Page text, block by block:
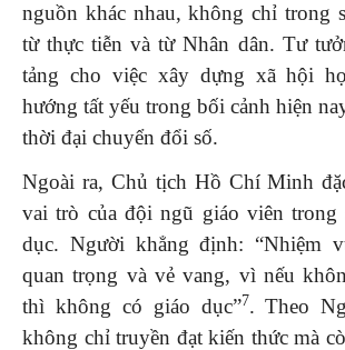
nguồn khác nhau, không chỉ trong
từ thực tiễn và từ Nhân dân. Tư
tảng cho việc xây dựng xã hội
hướng tất yếu trong bối cảnh hiện
thời đại chuyển đổi số.
Ngoài ra, Chủ tịch Hồ Chí Minh
vai trò của đội ngũ giáo viên trong
dục. Người khẳng định: “Nhiệm
quan trọng và vẻ vang, vì nếu
thì không có giáo dục”7. Theo
không chỉ truyền đạt kiến thức mà